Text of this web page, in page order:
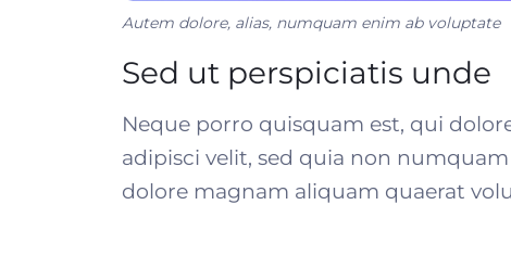
Autem dolore, alias, numquam enim ab voluptate
Sed ut perspiciatis unde
Neque porro quisquam est, qui
adipisci velit, sed quia non
dolore magnam aliquam quaerat